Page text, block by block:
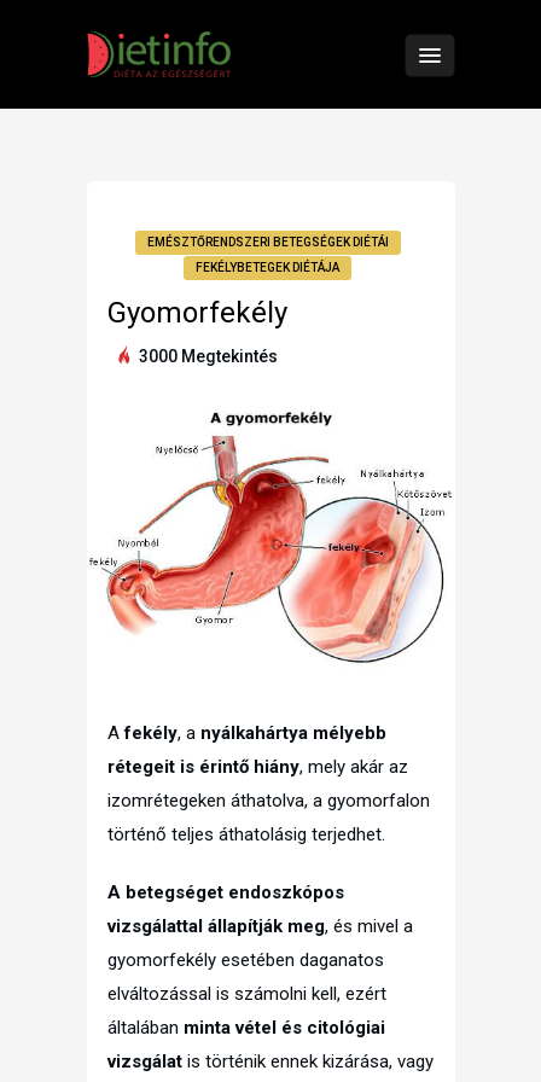
EMÉSZTŐRENDSZERI BETEGSÉGEK DIÉTÁI
FEKÉLYBETEGEK DIÉTÁJA
Gyomorfekély
3000 Megtekintés
Afekély, a nyálkahártya mélyebb
rétegeit is érintő hiány, mely akár az
izomrétegeken áthatolva, a gyomorfalon
történő teljes áthatolásig terjedhet.
A betegséget endoszkópos
vizsgálattal állapítják meg, és mivel a
gyomorfekély esetében daganatos
elváltozással is számolni kell, ezért
általában minta vétel és citológiai
vizsgálat is történik ennek kizárása, vagy